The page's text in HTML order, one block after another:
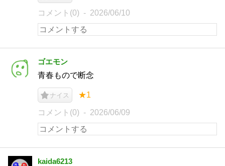
コメント(0) 2026/06/10
ゴエモン
青春もので断念
ナイス ★1
コメント(0) 2026/06/09
kaida6213